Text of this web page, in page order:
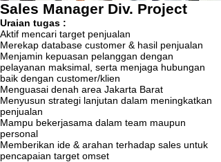
Sales Manager Div. Project
Uraian tugas :
Aktif mencari target penjualan
Merekap database customer & hasil penjualan
Menjamin kepuasan pelanggan dengan
pelayanan maksimal, serta menjaga hubungan
baik dengan customer/klien
Menguasai denah area Jakarta Barat
Menyusun strategi lanjutan dalam meningkatkan
penjualan
Mampu bekerjasama dalam team maupun
personal
Memberikan ide & arahan terhadap sales untuk
pencapaian target omset